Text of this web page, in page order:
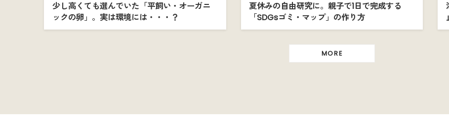
少し高くても選んでいた「平飼い・オーガニ
ックの卵」。実は環境には・・・？
夏休みの自由研究に。親子で1日で完成する
「SDGsゴミ・マップ」の作り方
MORE